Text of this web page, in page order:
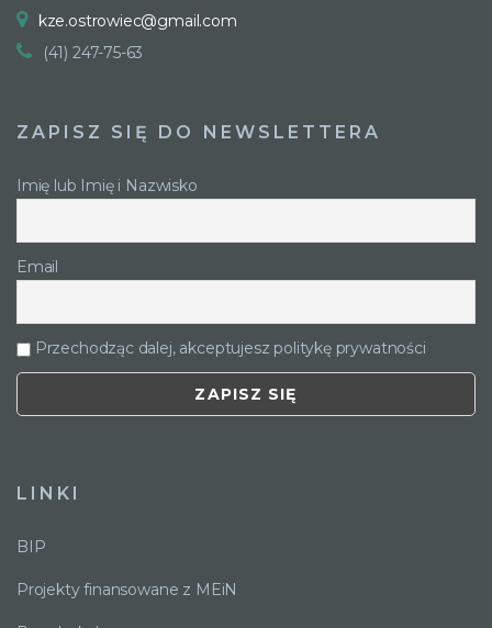
kze.ostrowiec@gmail.com
(41) 247-75-63
ZAPISZ SIĘ DO NEWSLETTERA
Imię lub Imię i Nazwisko
Email
Przechodząc dalej, akceptujesz politykę prywatności
LINKI
BIP
Projekty finansowane z MEiN